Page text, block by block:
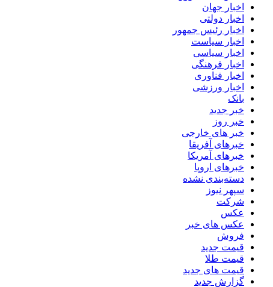
اخبار جهان
اخبار دولتی
اخبار رئیس جمهور
اخبار سیاست
اخبار سیاسی
اخبار فرهنگی
اخبار فناوری
اخبار ورزشی
بانک
خبر جدید
خبر روز
خبر های خارجی
خبرهای آفریقا
خبرهای آمریکا
خبرهای اروپا
دسته‌بندی نشده
سپهر نیوز
شرکت
عکس
عکس های خبر
فروش
قیمت جدید
قیمت طلا
قیمت های جدید
گزارش جدید